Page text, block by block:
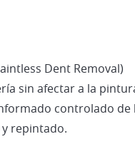
Política
Dent Removal)
sin afectar a la
controlado de
repintado.